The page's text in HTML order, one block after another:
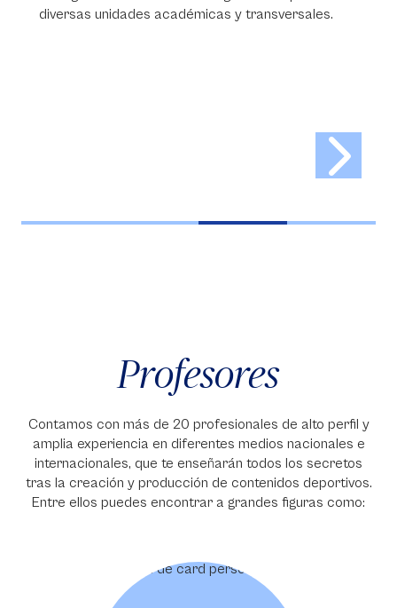
unidades académicas y transversales.
Profesores
Contamos con más de 20 profesionales de alto perfil y
amplia experiencia en diferentes medios nacionales e
internacionales, que te enseñarán todos los secretos
tras la creación y producción de contenidos deportivos.
Entre ellos puedes encontrar a grandes figuras como: